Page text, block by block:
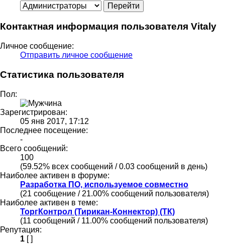
Контактная информация пользователя Vitaly
Личное сообщение:
Отправить личное сообщение
Статистика пользователя
Пол:
Зарегистрирован:
05 янв 2017, 17:12
Последнее посещение:
-
Всего сообщений:
100
(59.52% всех сообщений / 0.03 сообщений в день)
Наиболее активен в форуме:
Разработка ПО, используемое совместно
(21 сообщение / 21.00% сообщений пользователя)
Наиболее активен в теме:
ТоргКонтрол (Тирикан-Коннектор) (ТК)
(11 сообщений / 11.00% сообщений пользователя)
Репутация:
1 [ ]